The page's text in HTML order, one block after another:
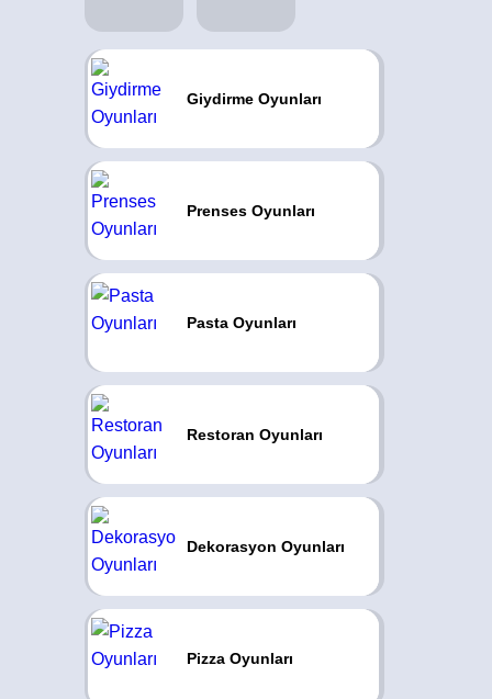
Giydirme Oyunları
Prenses Oyunları
Pasta Oyunları
Restoran Oyunları
Dekorasyon Oyunları
Pizza Oyunları